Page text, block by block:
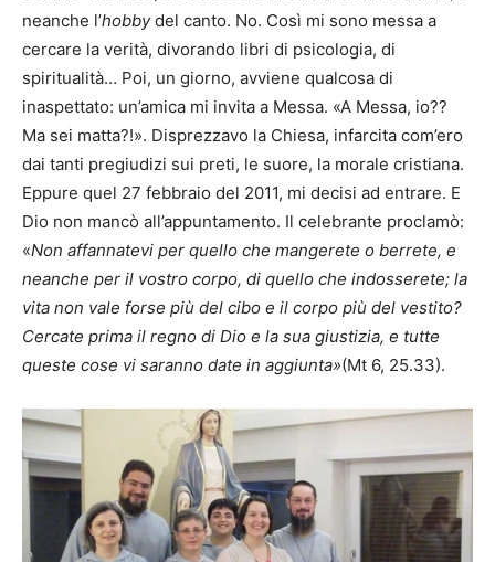
neanche l’hobbydel canto. No. Così mi sono messa a
cercare la verità, divorando libri di psicologia, di
spiritualità… Poi, un giorno, avviene qualcosa di
inaspettato: un’amica mi invita a Messa. «A Messa, io??
Ma sei matta?!». Disprezzavo la Chiesa, infarcita com’ero
dai tanti pregiudizi sui preti, le suore, la morale cristiana.
Eppure quel 27 febbraio del 2011, mi decisi ad entrare. E
Dio non mancò all’appuntamento. Il celebrante proclamò:
«Non affannatevi per quello che mangerete o berrete, e
neanche per il vostro corpo, di quello che indosserete; la
vita non vale forse più del cibo e il corpo più del vestito?
Cercate prima il regno di Dio e la sua giustizia, e tutte
queste cose vi saranno date in aggiunta»(Mt 6, 25.33).